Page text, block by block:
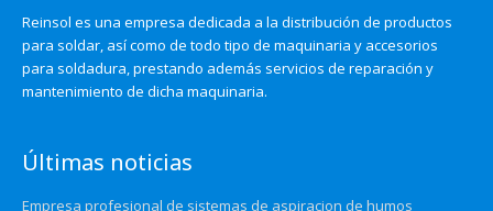
Reinsol es una empresa dedicada a la distribución de productos
para soldar, así como de todo tipo de maquinaria y accesorios
para soldadura, prestando además servicios de reparación y
mantenimiento de dicha maquinaria.
Últimas noticias
Empresa profesional de sistemas de aspiracion de humos